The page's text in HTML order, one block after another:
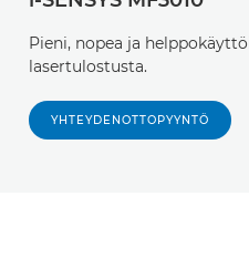
Pieni, nopea ja
lasertulostusta.
YHTEYDENOTTOPYYNTÖ